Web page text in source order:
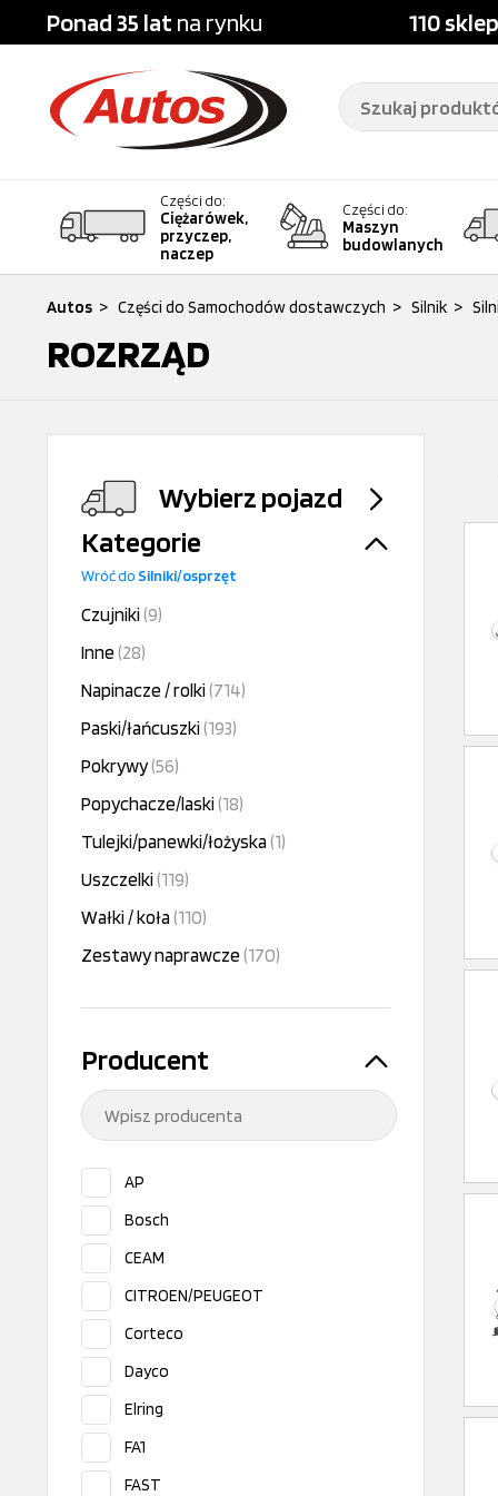
Ponad 35 lat na rynku 110
Części do:
Ciężarówek,
przyczep,
naczep
Części do:
Maszyn
budowlanych
Autos > Części do Samochodów dostawczych > Silnik >
ROZRZĄD
Wybierz pojazd
Kategorie
Wróć do Silniki/osprzęt
Czujniki(9)
Inne (28)
Napinacze / rolki(714)
Paski/łańcuszki(193)
Pokrywy(56)
Popychacze/laski(18)
Tulejki/panewki/łożyska(1)
Uszczelki(119)
Wałki / koła(110)
Zestawy naprawcze (170)
Producent
AP
Bosch
CEAM
CITROEN/PEUGEOT
Corteco
Dayco
Elring
FA1
FAST